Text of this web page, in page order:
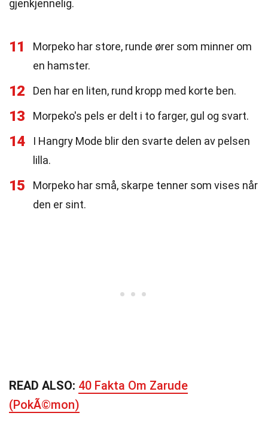
gjenkjennelig.
11
Morpeko har store, runde ører som minner om
en hamster.
12 Den har en liten, rund kropp med korte ben.
13 Morpeko's pels er delt i to farger, gul og svart.
14
I Hangry Mode blir den svarte delen av pelsen
lilla.
15
Morpeko har små, skarpe tenner som vises når
den er sint.
READ ALSO: 40 Fakta Om Zarude
(PokÃ©mon)